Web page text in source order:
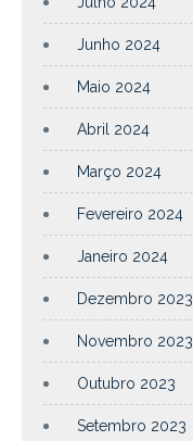
Junho 2024
Maio 2024
Abril 2024
Março 2024
Fevereiro 2024
Janeiro 2024
Dezembro 2023
Novembro 2023
Outubro 2023
Setembro 2023